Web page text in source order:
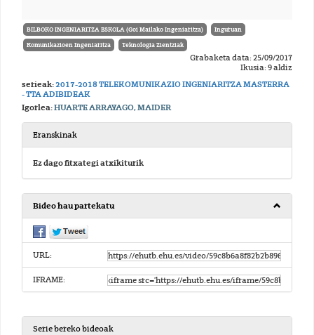
BILBOKO INGENIARITZA ESKOLA (Goi Mailako Ingeniaritza) Inguruan
Komunikazioen Ingeniaritza Teknologia Zientziak
Grabaketa data: 25/09/2017
Ikusia: 9 aldiz
serieak:2017-2018 TELEKOMUNIKAZIO INGENIARITZA MASTERRA
- TTA ADIBIDEAK
Igorlea:HUARTE ARRAYAGO, MAIDER
Eranskinak
Ez dago fitxategi atxikiturik
Bideo hau partekatu
URL:
IFRAME:
Serie bereko bideoak